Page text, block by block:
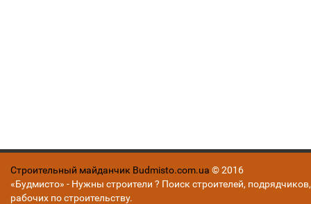
Строительный майданчик Budmisto.com.ua © 2016
«Будмисто» - Нужны строители ? Поиск строителей, подрядчиков,
рабочих по строительству.